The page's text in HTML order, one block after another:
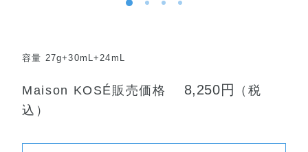
容量 27g+30mL+24mL
Maison KOSÉ販売価格 8,250円
（税
込）